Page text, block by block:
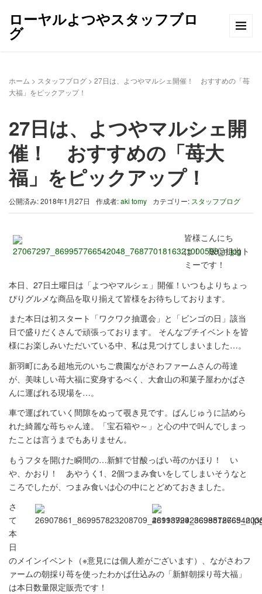
ローヤルよつやスタッフブロ
グ
ホーム > スタッフブログ > 27日は、よつやマルシェ開催！ おすすめの「苺
大福」をピックアップ！
27日は、よつやマルシェ開
催！ おすすめの「苺大
福」をピックアップ！
公開済み: 2018年1月27日 作成者:aki tomy カテゴリー: スタッフブログ
皆様こんにち
は！ 販促担当ト
ミーです！
本日、27日土曜日は「よつやマルシェ」開催！いつもよりちょっ
ぴりグルメな商品を取り揃えて皆様をお待ちしております。
また本日は初スタート「ワクワク抽選会」と「ビンゴの日」該当
日で盛りだくさんで頑張っております。 そんなプチイベントを皆
様にお楽しみいただいている中、私は見つけてしまいました…。
新羽町にある超地元のいちご農園ながさわファームさんの苺達
が、美味しい苺大福に変身するべく、大倉山の和菓子屋わかばさ
んに運ばれる現場を…。
車で運ばれていく間隙をぬって覗き見です。ばんじゅうに詰めら
れた綺麗な苺ちゃん達。「宝石箱や～」と心の中で叫んでしまっ
たことは言うまでもありません。
もうフタを開けた瞬間の…新鮮で甘酸っぱい苺のかほり！ い
や、かおり！ あやうく1、2個つまみ食いをしてしまいそうなと
ころでしたが、つまみ食いは心の中にとどめておきました。
さ
て
本
日
のメインイベント（※意見には個人差がございます）、ながさわフ
ァームの朝採り苺を使ったわかば仕込みの「新鮮朝採り苺大福」
は本日数量限定販売です！